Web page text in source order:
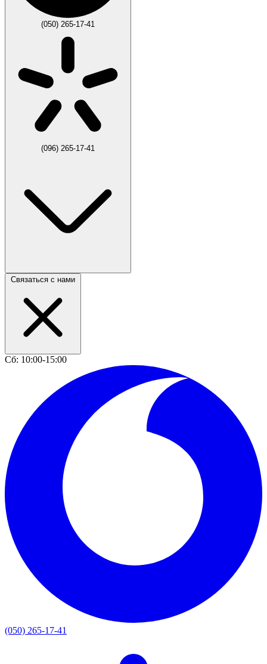
(050) 265-17-41
(096) 265-17-41
Связаться с нами
Сб: 10:00-15:00
(050) 265-17-41